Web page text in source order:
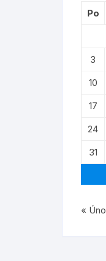
Po
3
10
17
24
31
« Úno